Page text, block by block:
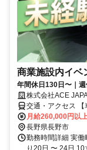
商業施設内イベ
年間休日130日〜｜
株式会社ACE
交通・アクセス
月給260,000円以
長野県長野市
勤務時間詳細 実
り20日 〜 24日